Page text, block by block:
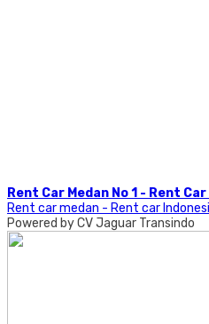
Rent Car Medan No 1 - Rent Car
Rent car medan - Rent car
Powered by CV Jaguar Transindo